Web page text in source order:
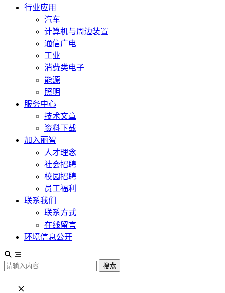
行业应用
汽车
计算机与周边装置
通信广电
工业
消费类电子
能源
照明
服务中心
技术文章
资料下载
加入丽智
人才理念
社会招聘
校园招聘
员工福利
联系我们
联系方式
在线留言
环境信息公开
搜索